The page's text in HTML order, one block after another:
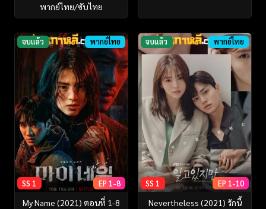
พากย์ไทย/ซับไทย
จบแล้ว พากย์ไทย
SS 1 EP 1-8
My Name (2021) ตอนที่ 1-8
จบแล้ว พากย์ไทย
SS 1 EP 1-10
Nevertheless (2021) รักนี้